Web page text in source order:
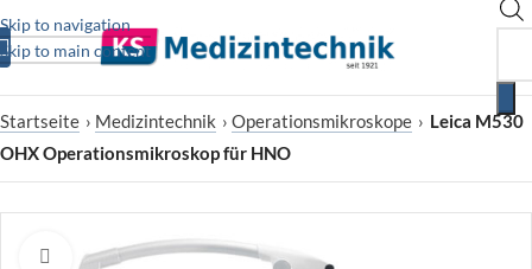
Skip to navigation
Skip to main content
Startseite › Medizintechnik › Operationsmikroskope › Leica M530
OHX Operationsmikroskop für HNO
Zum Vergrößern klicken